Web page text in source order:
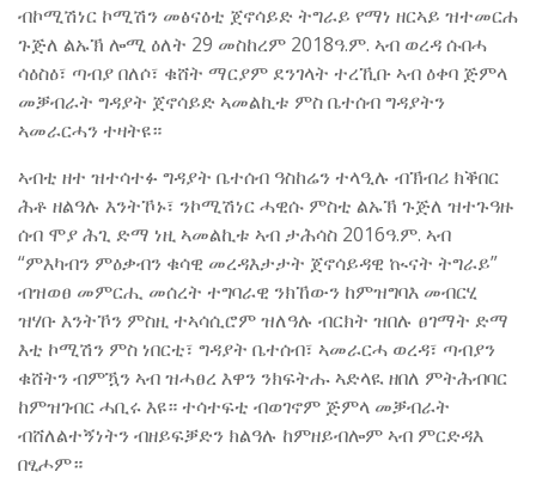
ብኮሚሽነር ኮሚሽን መፅናዕቲ ጀኖሳይድ ትግራይ የማነ ዘርኣይ ዝተመርሐ
ጉጅለ ልኡኽ ሎሚ ዕለት 29 መስከረም 2018ዓ.ም. ኣብ ወረዳ ሱበሓ
ሳዕስዕ፣ ጣብያ በለሶ፣ ቁሸት ማርያም ደንገላት ተረኺቡ ኣብ ዕቀባ ጅምላ
መቓብራት ግዳያት ጀኖሳይድ ኣመልኪቱ ምስ ቤተሰብ ግዳያትን
ኣመራርሓን ተዛትዩ።
ኣብቲ ዘተ ዝተሳተፉ ግዳያት ቤተሰብ ዓስከሬን ተላዒሉ ብኽብሪ ክቕበር
ሕቶ ዘልዓሉ እንትኾኑ፣ ንኮሚሽነር ሓዊሱ ምስቲ ልኡኽ ጉጅለ ዝተጉዓዙ
ሰብ ሞያ ሕጊ ድማ ነዚ ኣመልኪቱ ኣብ ታሕሳስ 2016ዓ.ም. ኣብ
“ምእካብን ምዕቃብን ቁሳዊ መረዳእታታት ጀኖሳይዳዊ ኲናት ትግራይ”
ብዝወፀ መምርሒ መሰረት ተግባራዊ ንክኸውን ከምዝግባእ መብርሂ
ዝሃቡ እንትኾን ምስዚ ተኣሳሲሮም ዝለዓሉ ብርክት ዝበሉ ፀገማት ድማ
እቲ ኮሚሽን ምስ ነበርቲ፣ ግዳያት ቤተሰብ፣ ኣመራርሓ ወረዳ፣ ጣብያን
ቁሸትን ብምዃን ኣብ ዝሓፀረ እዋን ንክፍትሑ ኣድላዪ ዘበለ ምትሕብባር
ከምዝገብር ሓቢሩ እዩ። ተሳተፍቲ ብወገኖም ጅምላ መቓብራት
ብሸለልተኝነትን ብዘይፍቓድን ክልዓሉ ከምዘይብሎም ኣብ ምርድዳእ
በፂሖም።